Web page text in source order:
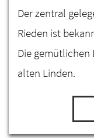
Der zentral
Rieden ist
Die
alten Linden.